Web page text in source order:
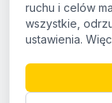
ruchu i celów
wszystkie,
ustawienia.